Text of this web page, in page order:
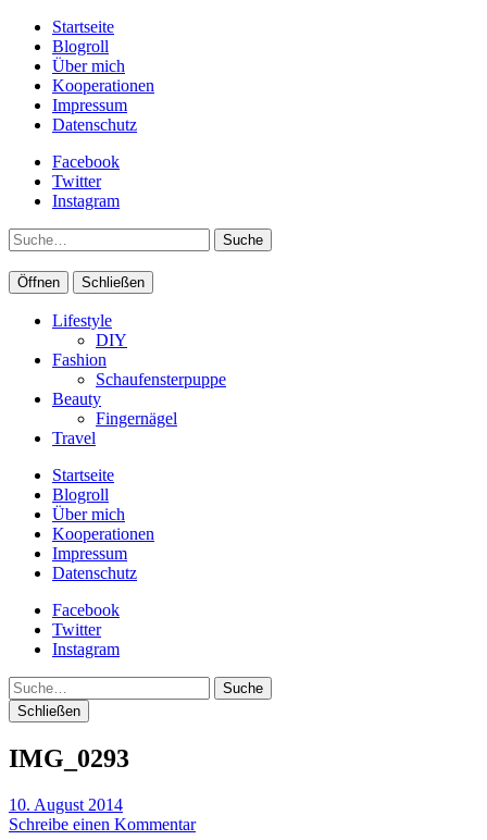
Startseite
Blogroll
Über mich
Kooperationen
Impressum
Datenschutz
Facebook
Twitter
Instagram
Suche
Öffnen Schließen
Lifestyle
DIY
Fashion
Schaufensterpuppe
Beauty
Fingernägel
Travel
Startseite
Blogroll
Über mich
Kooperationen
Impressum
Datenschutz
Facebook
Twitter
Instagram
Suche
Schließen
IMG_0293
10. August 2014
Schreibe einen Kommentar